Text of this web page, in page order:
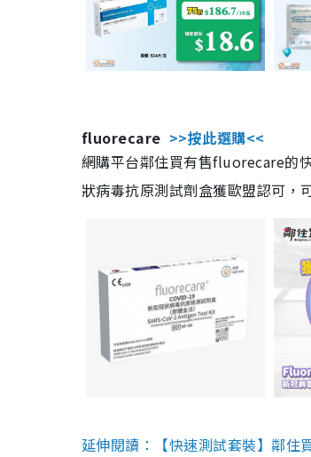
fluorecare >>按此選購<<
網購平台鄰住買有售fluorecare的
狀病毒抗原測試劑盒獲歐盟認可
延伸閱讀：【快速測試套裝】鄰住